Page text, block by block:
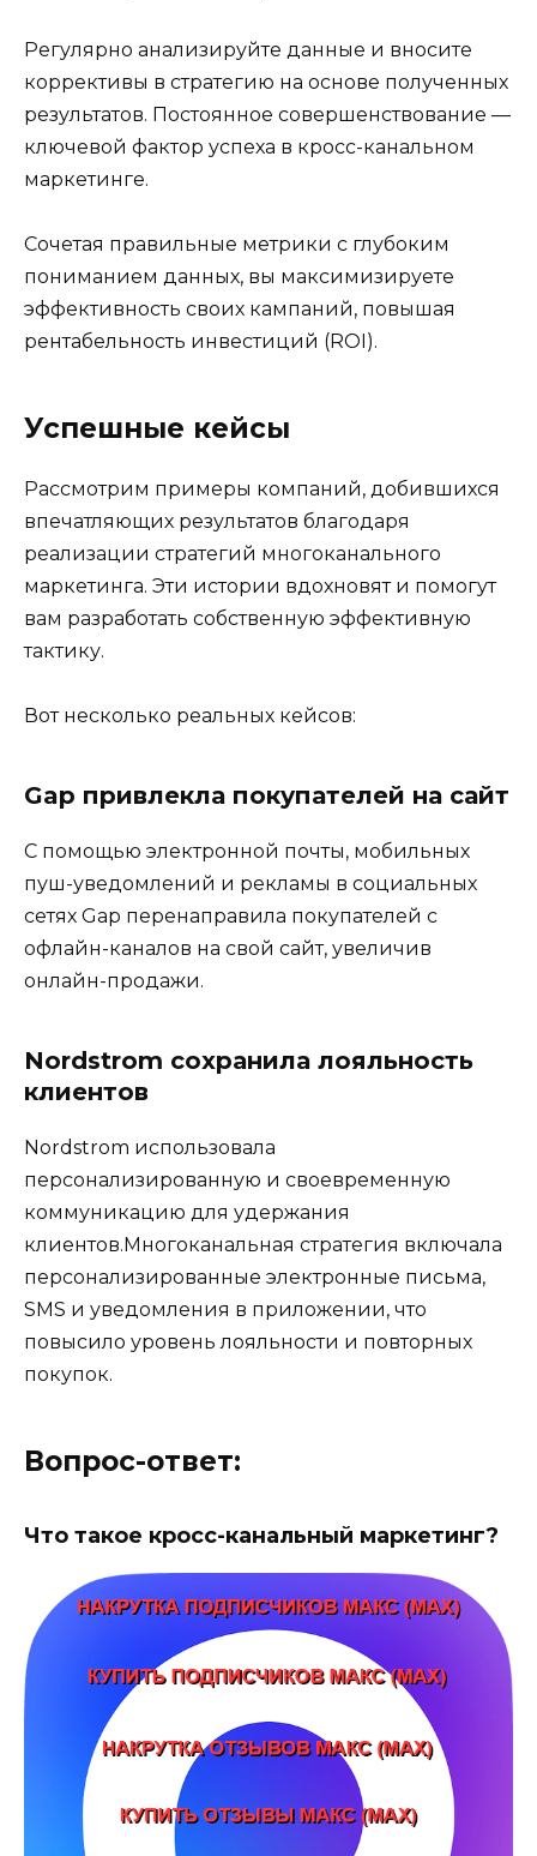
Регулярно анализируйте данные и вносите
коррективы в стратегию на основе полученных
результатов. Постоянное совершенствование —
ключевой фактор успеха в кросс-канальном
маркетинге.
Сочетая правильные метрики с глубоким
пониманием данных, вы максимизируете
эффективность своих кампаний, повышая
рентабельность инвестиций (ROI).
Успешные кейсы
Рассмотрим примеры компаний, добившихся
впечатляющих результатов благодаря
реализации стратегий многоканального
маркетинга. Эти истории вдохновят и помогут
вам разработать собственную эффективную
тактику.
Вот несколько реальных кейсов:
Gap привлекла покупателей на сайт
С помощью электронной почты, мобильных
пуш-уведомлений и рекламы в социальных
сетях Gap перенаправила покупателей с
офлайн-каналов на свой сайт, увеличив
онлайн-продажи.
Nordstrom сохранила лояльность
клиентов
Nordstrom использовала
персонализированную и своевременную
коммуникацию для удержания
клиентов.Многоканальная стратегия включала
персонализированные электронные письма,
SMS и уведомления в приложении, что
повысило уровень лояльности и повторных
покупок.
Вопрос-ответ:
Что такое кросс-канальный маркетинг?